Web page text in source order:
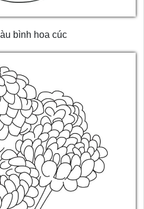
bình hoa cúc